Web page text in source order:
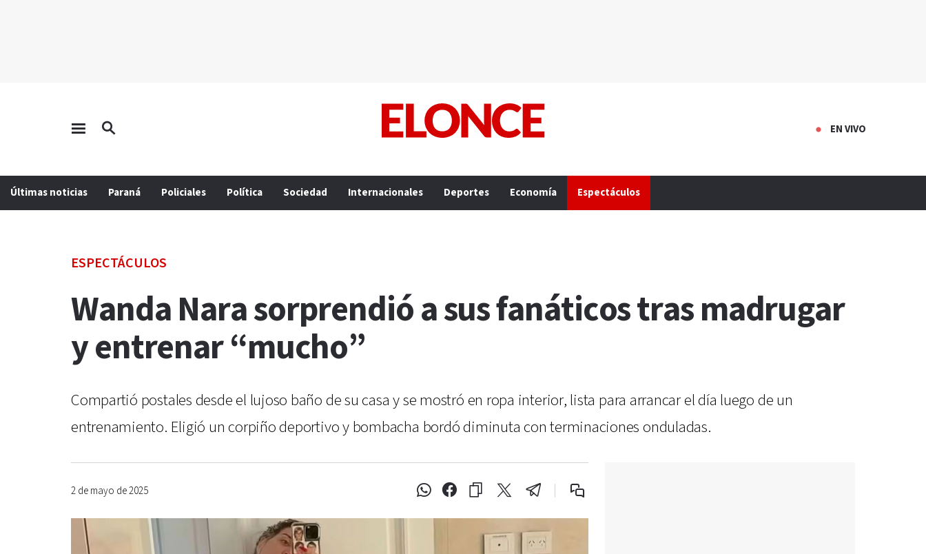
EN VIVO
Últimas noticias Paraná Policiales Política Sociedad Internacionales Deportes Economía Espectáculos
ESPECTÁCULOS
Wanda Nara sorprendió a sus fanáticos tras madrugar
y entrenar “mucho”
Compartió postales desde el lujoso baño de su casa y se mostró en ropa interior, lista para arrancar el día luego de un
entrenamiento. Eligió un corpiño deportivo y bombacha bordó diminuta con terminaciones onduladas.
2 de mayo de 2025